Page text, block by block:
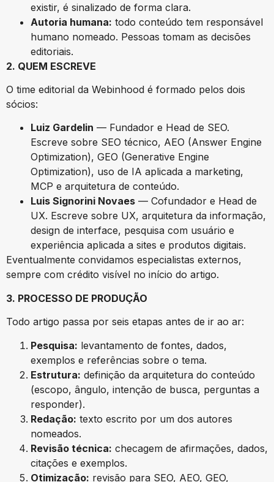
existir, é sinalizado de forma clara.
Autoria humana: todo conteúdo tem responsável
humano nomeado. Pessoas tomam as decisões
editoriais.
2. QUEM ESCREVE
O time editorial da Webinhood é formado pelos dois
sócios:
Luiz Gardelin — Fundador e Head de SEO.
Escreve sobre SEO técnico, AEO (Answer Engine
Optimization), GEO (Generative Engine
Optimization), uso de IA aplicada a marketing,
MCP e arquitetura de conteúdo.
Luis Signorini Novaes — Cofundador e Head de
UX. Escreve sobre UX, arquitetura da informação,
design de interface, pesquisa com usuário e
experiência aplicada a sites e produtos digitais.
Eventualmente convidamos especialistas externos,
sempre com crédito visível no início do artigo.
3. PROCESSO DE PRODUÇÃO
Todo artigo passa por seis etapas antes de ir ao ar:
Pesquisa: levantamento de fontes, dados,
exemplos e referências sobre o tema.
Estrutura: definição da arquitetura do conteúdo
(escopo, ângulo, intenção de busca, perguntas a
responder).
Redação: texto escrito por um dos autores
nomeados.
Revisão técnica: checagem de afirmações, dados,
citações e exemplos.
Otimização: revisão para SEO, AEO, GEO,